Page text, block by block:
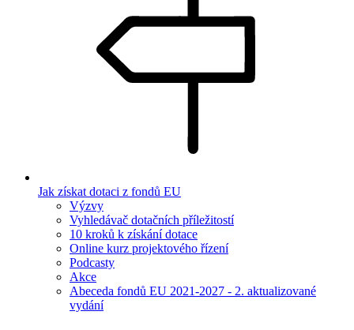
Jak získat dotaci z fondů EU
Výzvy
Vyhledávač dotačních příležitostí
10 kroků k získání dotace
Online kurz projektového řízení
Podcasty
Akce
Abeceda fondů EU 2021-2027 - 2. aktualizované
vydání